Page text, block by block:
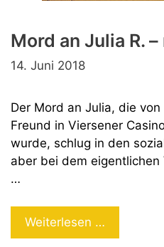
Mord an Julia R.
14. Juni 2018
Der Mord an Julia, die
Freund in Viersener
wurde, schlug in den
aber bei dem
…
Weiterlesen …
an